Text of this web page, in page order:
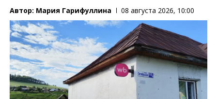
Автор: Мария Гарифуллина 08 августа 2026, 10:00